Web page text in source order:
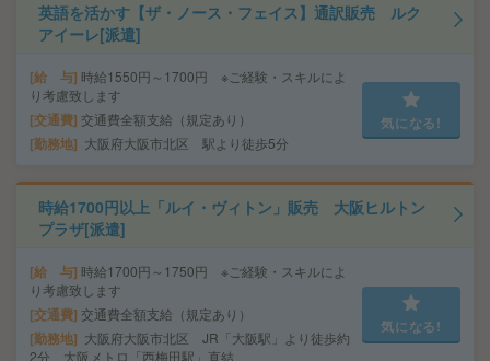
英語を活かす【ザ・ノース・フェイス】通訳販売 ルク
アイーレ[派遣]
給 与 時給1550円～1700円 ※ご経験・スキルによ
り考慮致します
交通費 交通費全額支給（規定あり）
勤務地 大阪府大阪市北区 駅より徒歩5分
気になる!
時給1700円以上「ルイ・ヴィトン」販売 大阪ヒルトン
プラザ[派遣]
給 与 時給1700円～1750円 ※ご経験・スキルによ
り考慮致します
交通費 交通費全額支給（規定あり）
勤務地
大阪府大阪市北区 JR「大阪駅」より徒歩約
2分、大阪メトロ「西梅田駅」直結
気になる!